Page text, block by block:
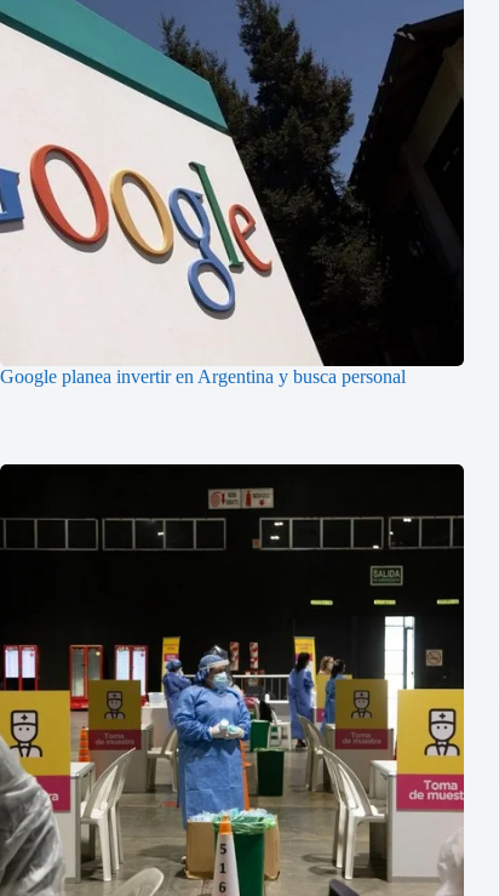
Google planea invertir en Argentina y busca personal